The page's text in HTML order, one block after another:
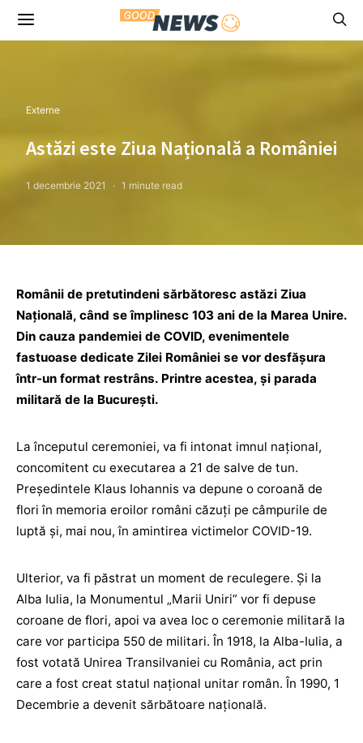
Externe
Astăzi este Ziua Națională a României
1 decembrie 2021 1 minute read
Românii de pretutindeni sărbătoresc astăzi Ziua
Națională, când se împlinesc 103 ani de la Marea Unire.
Din cauza pandemiei de COVID, evenimentele
fastuoase dedicate Zilei României se vor desfăşura
într-un format restrâns. Printre acestea, şi parada
militară de la Bucureşti.
La începutul ceremoniei, va fi intonat imnul naţional,
concomitent cu executarea a 21 de salve de tun.
Preşedintele Klaus Iohannis va depune o coroană de
flori în memoria eroilor români căzuţi pe câmpurile de
luptă şi, mai nou, în amintirea victimelor COVID-19.
Ulterior, va fi păstrat un moment de reculegere. Şi la
Alba Iulia, la Monumentul „Marii Uniri” vor fi depuse
coroane de flori, apoi va avea loc o ceremonie militară la
care vor participa 550 de militari. În 1918, la Alba-Iulia, a
fost votată Unirea Transilvaniei cu România, act prin
care a fost creat statul național unitar român. În 1990, 1
Decembrie a devenit sărbătoare naţională.